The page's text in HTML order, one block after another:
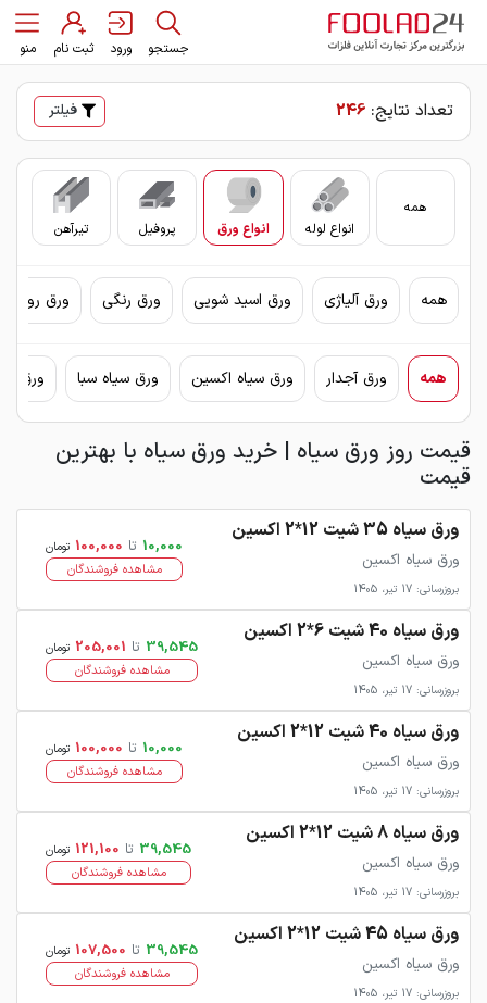
جستجو ورود ثبت نام منو
تعداد نتایج: 246 فیلتر
همه
انواع لوله
انواع ورق پروفیل تیرآهن
همه ورق آلیاژی ورق اسید شویی ورق رنگی ورق
همه ورق آجدار ورق سیاه اکسین ورق سیاه سبا ورق
قیمت روز ورق سیاه | خرید ورق سیاه با بهترین
قیمت
ورق سیاه 35 شیت 12*2 اکسین
ورق سیاه اکسین
بروزرسانی: 17 تیر، 1405
10,000 تا 100,000 تومان
مشاهده فروشندگان
ورق سیاه 40 شیت 6*2 اکسین
ورق سیاه اکسین
بروزرسانی: 17 تیر، 1405
39,545 تا 205,001 تومان
مشاهده فروشندگان
ورق سیاه 40 شیت 12*2 اکسین
ورق سیاه اکسین
بروزرسانی: 17 تیر، 1405
10,000 تا 100,000 تومان
مشاهده فروشندگان
ورق سیاه 8 شیت 12*2 اکسین
ورق سیاه اکسین
بروزرسانی: 17 تیر، 1405
39,545 تا 121,100 تومان
مشاهده فروشندگان
ورق سیاه 45 شیت 12*2 اکسین
ورق سیاه اکسین
بروزرسانی: 17 تیر، 1405
39,545 تا 107,500 تومان
مشاهده فروشندگان